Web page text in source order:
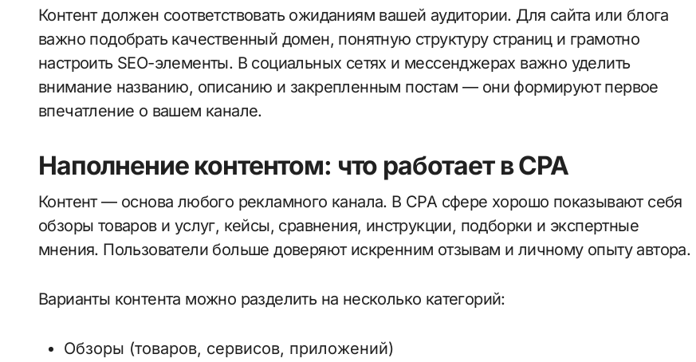
Контент должен соответствовать ожиданиям вашей аудитории. Для сайта или блога
важно подобрать качественный домен, понятную структуру страниц и грамотно
настроить SEO-элементы. В социальных сетях и мессенджерах важно уделить
внимание названию, описанию и закрепленным постам — они формируют первое
впечатление о вашем канале.
Наполнение контентом: что работает в CPA
Контент — основа любого рекламного канала. В CPA сфере хорошо показывают себя
обзоры товаров и услуг, кейсы, сравнения, инструкции, подборки и экспертные
мнения. Пользователи больше доверяют искренним отзывам и личному опыту автора.
Варианты контента можно разделить на несколько категорий:
Обзоры (товаров, сервисов, приложений)